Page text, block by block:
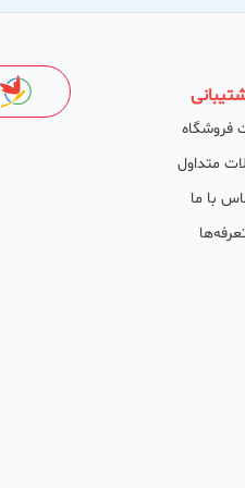
فروشگاه
متداول
با ما